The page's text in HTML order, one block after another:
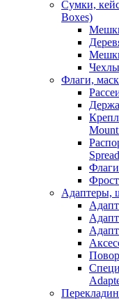
Сумки,
Boxes)
Чехлы
Флаги,
Адаптеры,